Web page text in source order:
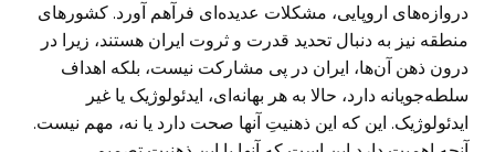
دروازه‌های اروپایی، مشکلات عدیده‌ای فرآهم آورد. کشورهای
منطقه نیز به دنبال تحدید قدرت و ثروت ایران هستند، زیرا در
درون ذهن آن‌ها، ایران در پی مشارکت نیست، بلکه اهداف
سلطه‌جویانه دارد، حالا به هر بهانه‌ای، ایدئولوژیک یا غیر
ایدئولوژیک. این که این ذهنیتِ آنها صحت دارد یا نه، مهم نیست.